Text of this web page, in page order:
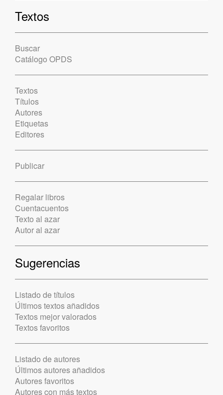
Textos
Buscar
Catálogo OPDS
Textos
Títulos
Autores
Etiquetas
Editores
Publicar
Regalar libros
Cuentacuentos
Texto al azar
Autor al azar
Sugerencias
Listado de títulos
Últimos textos añadidos
Textos mejor valorados
Textos favoritos
Listado de autores
Últimos autores añadidos
Autores favoritos
Autores con más textos